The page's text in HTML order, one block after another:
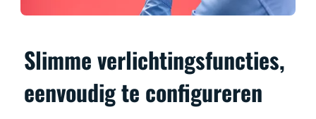
Slimme verlichtingsfuncties,
eenvoudig te configureren